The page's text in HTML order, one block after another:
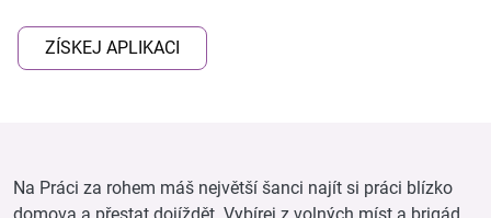
ZÍSKEJ APLIKACI
Na Práci za rohem máš největší šanci najít si práci blízko
domova a přestat dojíždět. Vybírej z volných míst a brigád